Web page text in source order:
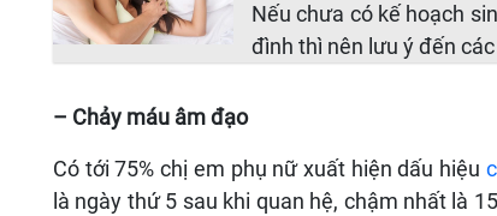
Nếu chưa có kế hoạch
đình thì nên lưu ý đến
– Chảy máu âm đạo
Có tới 75% chị em phụ nữ xuất hiện dấu hiệu
là ngày thứ 5 sau khi quan hệ, chậm nhất là